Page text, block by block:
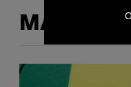
MÁS DE